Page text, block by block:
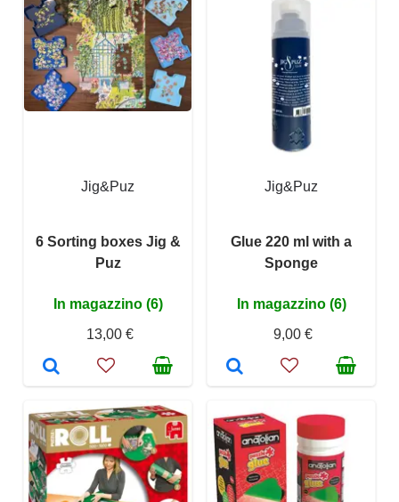
Jig&Puz
6 Sorting boxes Jig &
Puz
In magazzino (6)
13,00 €
Jig&Puz
Glue 220 ml with a
Sponge
In magazzino (6)
9,00 €